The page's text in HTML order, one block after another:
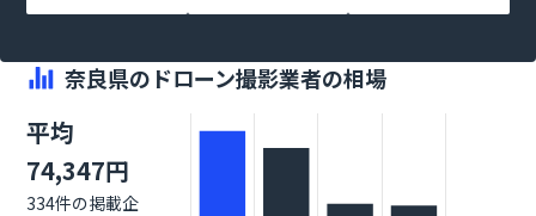
奈良県のドローン撮影業者の相場
平均
74,347円
334件の掲載企